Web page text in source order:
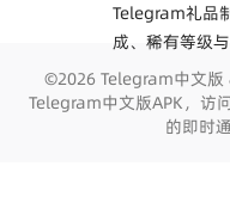
Telegram礼品
成、稀有等级
©2026 Telegram中文
Telegram中文版APK，访
的即时